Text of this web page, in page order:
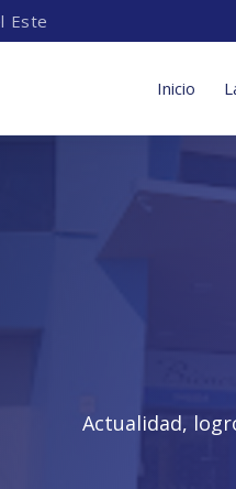
Este
Inicio
Actualidad,